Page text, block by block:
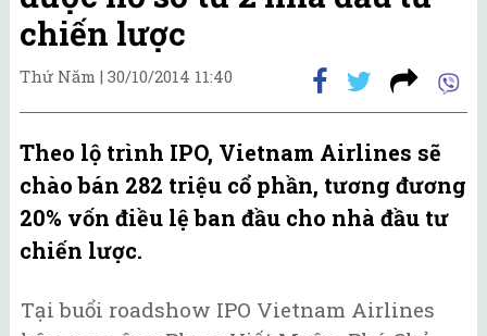
chiến lược
Thứ Năm | 30/10/2014 11:40
Theo lộ trình IPO, Vietnam Airlines sẽ
chào bán 282 triệu cổ phần, tương đương
20% vốn điều lệ ban đầu cho nhà đầu tư
chiến lược.
Tại buổi roadshow IPO Vietnam Airlines